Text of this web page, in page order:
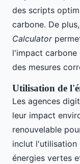
des scripts
carbone. De
Calculator
l'impact carbone
des mesures
Utilisation de
Les agences
leur impact
renouvelable
inclut l'utilisation
énergies vertes